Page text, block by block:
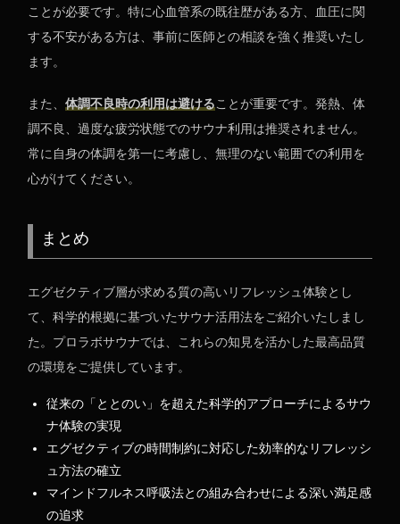
ことが必要です。特に心血管系の既往歴がある方、血圧に関
する不安がある方は、事前に医師との相談を強く推奨いたし
ます。
また、体調不良時の利用は避ける ことが重要です。発熱、体
調不良、過度な疲労状態でのサウナ利用は推奨されません。
常に自身の体調を第一に考慮し、無理のない範囲での利用を
心がけてください。
まとめ
エグゼクティブ層が求める質の高いリフレッシュ体験とし
て、科学的根拠に基づいたサウナ活用法をご紹介いたしまし
た。プロラボサウナでは、これらの知見を活かした最高品質
の環境をご提供しています。
従来の「ととのい」を超えた科学的アプローチによるサウ
ナ体験の実現
エグゼクティブの時間制約に対応した効率的なリフレッシ
ュ方法の確立
マインドフルネス呼吸法との組み合わせによる深い満足感
の追求